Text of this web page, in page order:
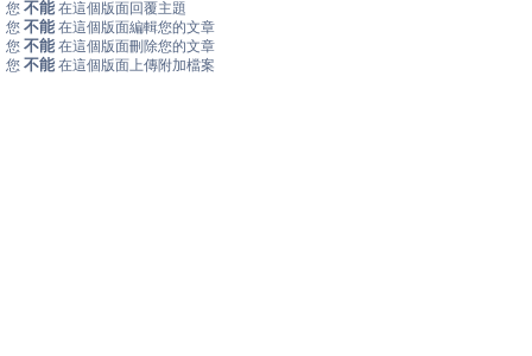
您 不能 在這個版面回覆主題
您 不能 在這個版面編輯您的文章
您 不能 在這個版面刪除您的文章
您 不能 在這個版面上傳附加檔案